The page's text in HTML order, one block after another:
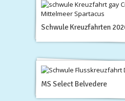
Schwule Kreuzfahrten
MS Select Belvedere